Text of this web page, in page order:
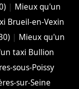
| Mieux qu'un
Brueil-en-Vexin
| Mieux qu'un
taxi Bullion
sous-Poissy
sur-Seine